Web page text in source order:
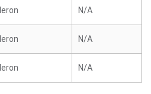
N/A
N/A
N/A